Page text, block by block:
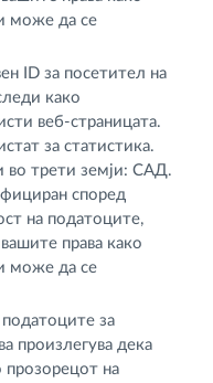
може да се
ID за посетител на
како
веб-страницата.
за статистика.
во трети земји: САД.
според
на податоците,
права како
може да се
за
произлегува дека
прозорецот на